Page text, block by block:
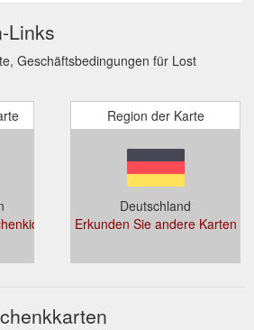
Links
Geschäftsbedingungen für Lost
gutscheine/
Region der Karte
Deutschland
Erkunden Sie andere Karten